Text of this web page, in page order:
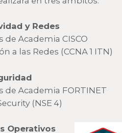
y Redes
de Academia CISCO
a las Redes (CCNA 1 ITN)
de Academia FORTINET
(NSE 4)
Operativos